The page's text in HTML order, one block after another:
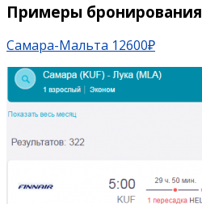
Примеры бронирования
Самара-Мальта 12600₽